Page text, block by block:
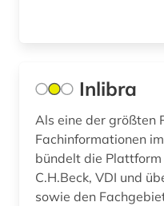
Inlibra
Als eine der größten
Fachinformationen
bündelt die
C.H.Beck, VDI und
sowie den